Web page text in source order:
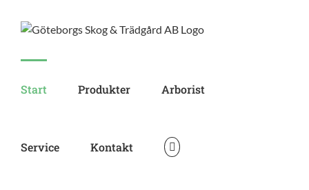
Start Produkter Arborist
Service Kontakt